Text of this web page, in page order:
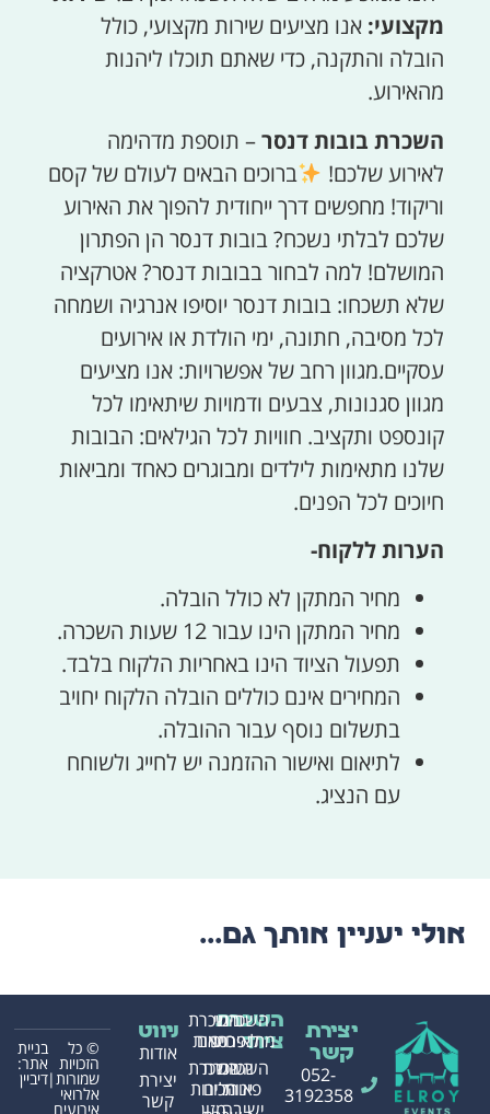
מקצועי: אנו מציעים שירות מקצועי, כולל
הובלה והתקנה, כדי שאתם תוכלו ליהנות
מהאירוע.
השכרת בובות דנסר– תוספת מדהימה
לאירוע שלכם!
ברוכים הבאים לעולם של קסם
וריקוד! מחפשים דרך ייחודית להפוך את האירוע
שלכם לבלתי נשכח? בובות דנסר הן הפתרון
המושלם! למה לבחור בבובות דנסר? אטרקציה
שלא תשכחו: בובות דנסר יוסיפו אנרגיה ושמחה
לכל מסיבה, חתונה, ימי הולדת או אירועים
עסקיים.מגוון רחב של אפשרויות: אנו מציעים
מגוון סגנונות, צבעים ודמויות שיתאימו לכל
קונספט ותקציב. חוויות לכל הגילאים: הבובות
שלנו מתאימות לילדים ומבוגרים כאחד ומביאות
חיוכים לכל הפנים.
הערות ללקוח-
מחיר המתקן לא כולל הובלה.
מחיר המתקן הינו עבור 12 שעות השכרה.
תפעול הציוד הינו באחריות הלקוח בלבד.
המחירים אינם כוללים הובלה הלקוח יחויב
בתשלום נוסף עבור ההובלה.
לתיאום ואישור ההזמנה יש לחייג ולשוחח
עם הנציג.
אולי יעניין אותך גם...
ניווט
אודות
יצירת
קשר
השכרת
ציוד
השכרת
מתנפחים
השכרת
פינות
בינוי
לאירועים
השכרת
אוהלים
השכרת
כסאות
השכרת
מכונות
יצירת
קשר
052-
3192358
© כל
הזכויות
שמורות|
אלרואי
אירועים
בניית
אתר:
דיביין